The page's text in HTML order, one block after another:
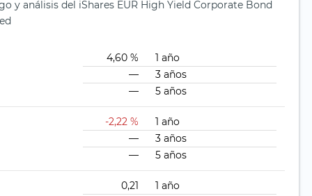
y análisis del iShares EUR High Yield Corporate Bond
4,60 %
1 año
—
3 años
—
5 años
-2,22 %
1 año
—
3 años
—
5 años
0,21 1 año